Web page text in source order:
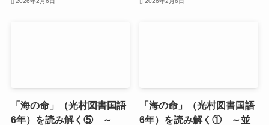
「海の命」（光村図書国語
6年）を読み解く⑤ ～
「海の命」（光村図書国語
6年）を読み解く① ～並